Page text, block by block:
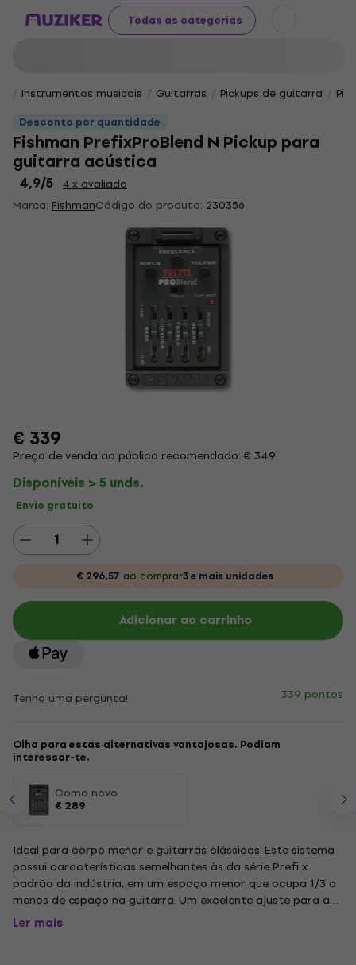
Todas as categorias
Instrumentos musicais Guitarras Pickups de guitarra
Desconto por quantidade
Fishman PrefixProBlend N Pickup para
guitarra acústica
4,9/5 4 x avaliado
Marca: FishmanCódigo do produto: 230356
€ 339
Preço de venda ao público recomendado: € 349
Disponíveis > 5 unds.
Envio gratuito
€ 296,57 ao comprar3 e mais unidades
Adicionar ao carrinho
Tenho uma pergunta! 339 pontos
Olha para estas alternativas vantajosas. Podiam
interessar-te.
Como novo
€ 289
Ideal para corpo menor e guitarras clássicas. Este sistema
possui características semelhantes às da série Prefi x
padrão da indústria, em um espaço menor que ocupa 1/3 a
menos de espaço na guitarra. Um excelente ajuste para as
eletro-acústicas de corpo fino. Recursos projetados para
elementos elétricos acústicos de corpo esguio - 2 ”x 3”
Ler mais